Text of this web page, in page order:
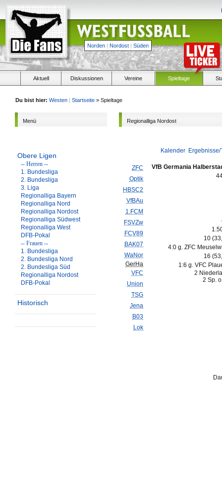
Norden | Nordost | Süden
Aktuell Diskussionen Vereine Spieltage
Du bist hier: Westen | Startseite » Spieltage
Menü
Obere Ligen
-- Herren --
1. Bundesliga
2. Bundesliga
3. Liga
Regionalliga Bayern
Regionalliga Nord
Regionalliga Nordost
Regionalliga Südwest
Regionalliga West
DFB-Pokal
-- Frauen --
1. Bundesliga
2. Bundesliga Nord
2. Bundesliga Süd
Regionalliga Nordost
DFB-Pokal
Historisch
Regionalliga Nordost
Kalender
ZFC
Optik
HBSC2
VfBAu
1.FCM
FSVZw
FCV89
BAK07
WaNor
GerHa
VFC
Union
TSG
Jena
B03
Lok
VfB Germania
10
4:0 g. ZFC
16
1:6 g. VFC
2
2 Sp.